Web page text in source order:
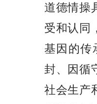
道德情操
受和认同
基因的传
封、因循
社会生产